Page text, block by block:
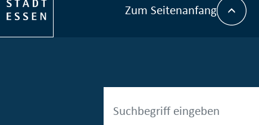
Zum Seitenanfang